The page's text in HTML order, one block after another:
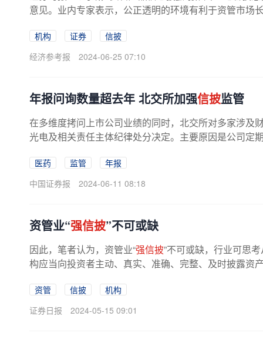
意见。业内专家表示，公正透明的环境有利于资管市场
机构 证券
信披
经济参考报
2024-06-25 07:10
年报问询数量超去年 北交所加强信披监管
在多维度拷问上市公司业绩的同时，北交所对多家涉及
光电及相关责任主体纪律处分决定。主要原因是公司定
医药 监管
年报
中国证券报
2024-06-11 08:18
资管业“强信披”不可或缺
因此，笔者认为，资管业“强信披”不可或缺，行业可思
构应当向投资者主动、真实、准确、完整、及时披露资
资管 信披
机构
证券日报
2024-05-15 09:01